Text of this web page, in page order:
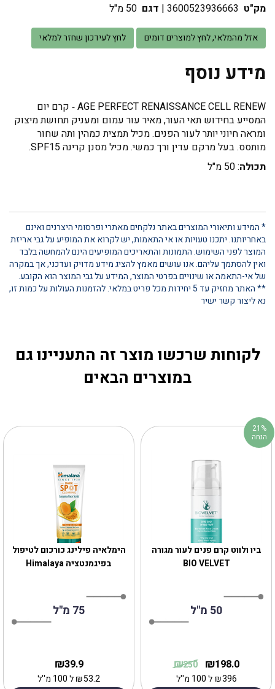
מק"ט 3600523936663
| דגם 50 מ"ל
אזל מהמלאי, לחץ למוצרים דומים לחץ לעידכון שחזר למלאי
מידע נוסף
AGE PERFECT RENAISSANCE CELL RENEW
- קרם יום
המסייע בחידוש תאי העור, מאיר עור עמום ומעניק תחושת מיצוק
ומראה חיוני יותר לעור הפנים. מכיל תמצית כמהין ותה שחור
מותסס. בעל מרקם עדין ורך כמשי. מכיל מסנן קרינה SPF15.
תכולה: 50 מ"ל
* המידע ותיאורי המוצרים באתר נלקחים מאתרי ופרסומי היצרנים ואינם
באחריותנו. יתכנו טעויות או אי התאמות, יש לקרוא את המופיע על גבי אריזת
המוצר לפני השימוש. התמונות והתאריכים המופיעים הינם להמחשה בלבד
ואין להסתמך עליהם. אנו עושים מאמץ להציג מידע מדויק ועדכני, אך במקרה
של אי-התאמה או שינויים בפרטי המוצר, המידע על גבי המוצר הוא הקובע.
** האתר מחזיק עד 5 יחידות מכל פריט במלאי. להזמנות העולות על כמות זו,
נא ליצור קשר ישיר
לקוחות שרכשו מוצר זה התעניינו גם
במוצרים הבאים
‎הימלאיה פילינג כורכום לטיפול
בפיגמנטציה Himalaya
75 מ"ל
39.9
₪
53.2
₪ל 100 מ''ל
ביו ולווט קרם פנים לעור מגורה
BIO VELVET
50 מ"ל
198.0
₪
250
₪
396
₪ל 100 מ''ל
21%
הנחה